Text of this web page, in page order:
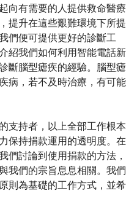
向有需要的人提供救命醫療
提升在這些艱難環境下所提
們便可提供更好的診斷工
紹我們如何利用智能電話新
斷腦型瘧疾的經驗。腦型瘧
病，若不及時治療，有可能
支持者，以上全部工作根本
保持捐款運用的透明度。在
們討論到使用捐款的方法，
我們的宗旨息息相關。我們
則為基礎的工作方式，並希